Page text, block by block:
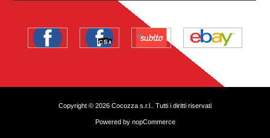
Copyright © 2026 Cocozza s.r.l.. Tutti i diritti riservati
Powered by nopCommerce